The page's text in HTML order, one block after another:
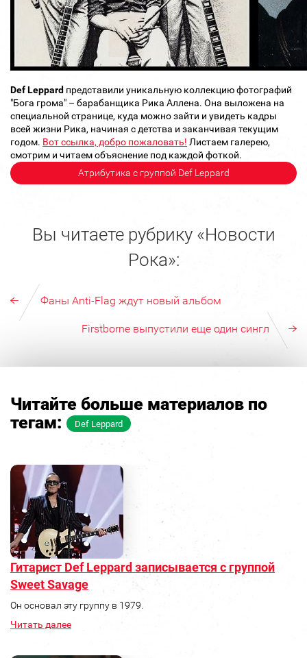
Def Leppard представили уникальную коллекцию фотографий
"Бога грома" – барабанщика Рика Аллена. Она выложена на
специальной странице, куда можно зайти и увидеть кадры
всей жизни Рика, начиная с детства и заканчивая текущим
годом. Вот ссылка, добро пожаловать! Листаем галерею,
смотрим и читаем объяснение под каждой фоткой.
Атрибутика с группой Def Leppard
Вы читаете рубрику «Новости
Рока»:
Фаны Anti-Flag ждут новый альбом
Firstborne выпустили еще один сингл
Читайте больше материалов по
тегам:
Def Leppard
Гитарист Def Leppard записывается с группой
Sweet Savage
Он основал эту группу в 1979.
Читать далее